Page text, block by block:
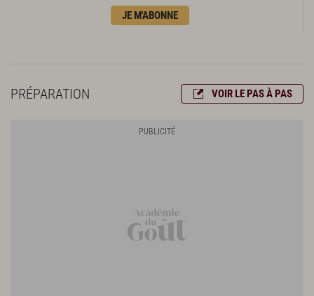
100 g de crème liquide (30 % de mg)
JE M'ABONNE
PRÉPARATION VOIR LE PAS À PAS